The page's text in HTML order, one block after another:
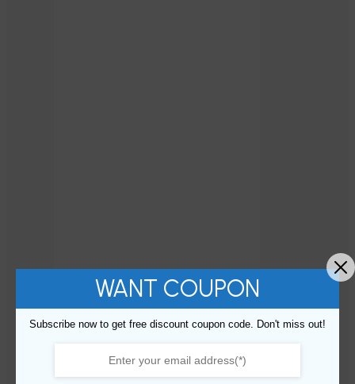
WANT COUPON
Subscribe now to get free discount coupon code. Don't miss out!